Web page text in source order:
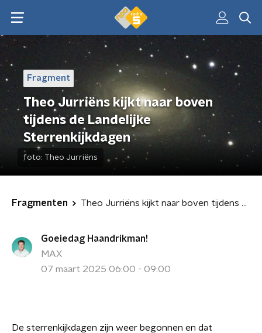
Fragment
Theo Jurriëns kijkt naar boven
tijdens de Landelijke
Sterrenkijkdagen
foto: Theo Jurriëns
Fragmenten Theo Jurriëns kijkt naar boven tijdens de Landelijke Sterrenkijkdagen
Goeiedag Haandrikman!
MAX
07 maart 2025 06:00 - 09:00
De sterrenkijkdagen zijn weer begonnen en dat